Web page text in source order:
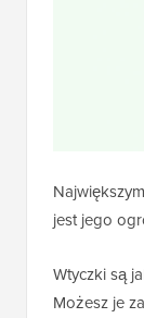
jest jego
Wtyczki są
Możesz je